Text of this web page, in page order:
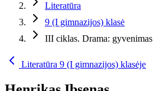
Literatūra
9 (I gimnazijos) klasė
III ciklas. Drama:
Literatūra 9 (I gimnazijos) klasėje